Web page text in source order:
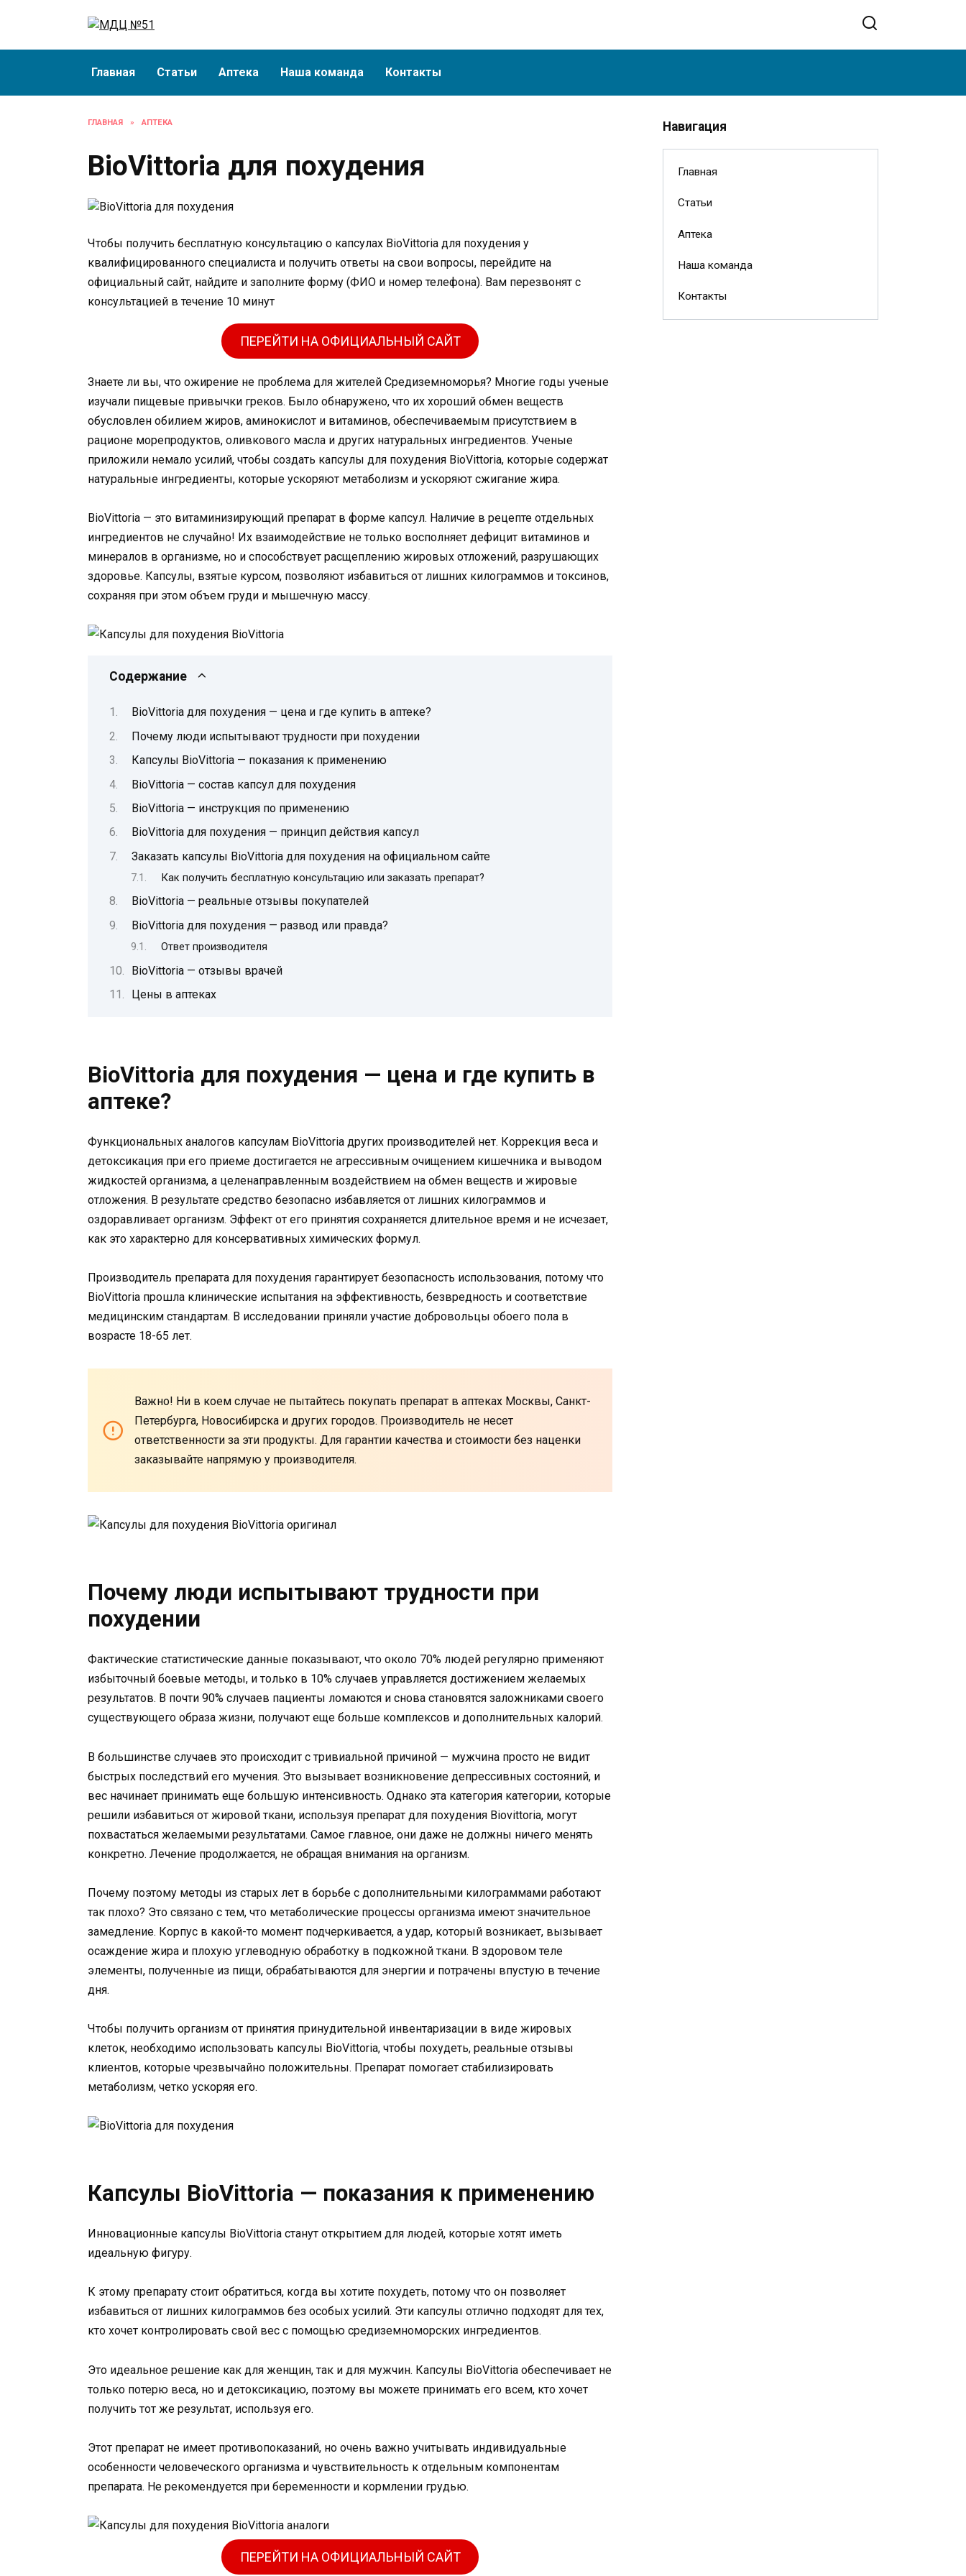
Главная Статьи Аптека Наша команда Контакты
ГЛАВНАЯ » АПТЕКА
BioVittoria для похудения
Чтобы получить бесплатную консультацию о капсулах BioVittoria для похудения у
квалифицированного специалиста и получить ответы на свои вопросы, перейдите на
официальный сайт, найдите и заполните форму (ФИО и номер телефона). Вам перезвонят с
консультацией в течение 10 минут
ПЕРЕЙТИ НА ОФИЦИАЛЬНЫЙ САЙТ
Знаете ли вы, что ожирение не проблема для жителей Средиземноморья? Многие годы ученые
изучали пищевые привычки греков. Было обнаружено, что их хороший обмен веществ
обусловлен обилием жиров, аминокислот и витаминов, обеспечиваемым присутствием в
рационе морепродуктов, оливкового масла и других натуральных ингредиентов. Ученые
приложили немало усилий, чтобы создать капсулы для похудения BioVittoria, которые содержат
натуральные ингредиенты, которые ускоряют метаболизм и ускоряют сжигание жира.
BioVittoria — это витаминизирующий препарат в форме капсул. Наличие в рецепте отдельных
ингредиентов не случайно! Их взаимодействие не только восполняет дефицит витаминов и
минералов в организме, но и способствует расщеплению жировых отложений, разрушающих
здоровье. Капсулы, взятые курсом, позволяют избавиться от лишних килограммов и токсинов,
сохраняя при этом объем груди и мышечную массу.
Содержание
BioVittoria для похудения — цена и где купить в аптеке?
Почему люди испытывают трудности при похудении
Капсулы BioVittoria — показания к применению
BioVittoria — состав капсул для похудения
BioVittoria — инструкция по применению
BioVittoria для похудения — принцип действия капсул
Заказать капсулы BioVittoria для похудения на официальном сайте
Как получить бесплатную консультацию или заказать препарат?
BioVittoria — реальные отзывы покупателей
BioVittoria для похудения — развод или правда?
Ответ производителя
BioVittoria — отзывы врачей
Цены в аптеках
BioVittoria для похудения — цена и где купить в
аптеке?
Функциональных аналогов капсулам BioVittoria других производителей нет. Коррекция веса и
детоксикация при его приеме достигается не агрессивным очищением кишечника и выводом
жидкостей организма, а целенаправленным воздействием на обмен веществ и жировые
отложения. В результате средство безопасно избавляется от лишних килограммов и
оздоравливает организм. Эффект от его принятия сохраняется длительное время и не исчезает,
как это характерно для консервативных химических формул.
Производитель препарата для похудения гарантирует безопасность использования, потому что
BioVittoria прошла клинические испытания на эффективность, безвредность и соответствие
медицинским стандартам. В исследовании приняли участие добровольцы обоего пола в
возрасте 18-65 лет.
Важно! Ни в коем случае не пытайтесь покупать препарат в аптеках Москвы, Санкт-
Петербурга, Новосибирска и других городов. Производитель не несет
ответственности за эти продукты. Для гарантии качества и стоимости без наценки
заказывайте напрямую у производителя.
Почему люди испытывают трудности при
похудении
Фактические статистические данные показывают, что около 70% людей регулярно применяют
избыточный боевые методы, и только в 10% случаев управляется достижением желаемых
результатов. В почти 90% случаев пациенты ломаются и снова становятся заложниками своего
существующего образа жизни, получают еще больше комплексов и дополнительных калорий.
В большинстве случаев это происходит с тривиальной причиной — мужчина просто не видит
быстрых последствий его мучения. Это вызывает возникновение депрессивных состояний, и
вес начинает принимать еще большую интенсивность. Однако эта категория категории, которые
решили избавиться от жировой ткани, используя препарат для похудения Biovittoria, могут
похвастаться желаемыми результатами. Самое главное, они даже не должны ничего менять
конкретно. Лечение продолжается, не обращая внимания на организм.
Почему поэтому методы из старых лет в борьбе с дополнительными килограммами работают
так плохо? Это связано с тем, что метаболические процессы организма имеют значительное
замедление. Корпус в какой-то момент подчеркивается, а удар, который возникает, вызывает
осаждение жира и плохую углеводную обработку в подкожной ткани. В здоровом теле
элементы, полученные из пищи, обрабатываются для энергии и потрачены впустую в течение
дня.
Чтобы получить организм от принятия принудительной инвентаризации в виде жировых
клеток, необходимо использовать капсулы BioVittoria, чтобы похудеть, реальные отзывы
клиентов, которые чрезвычайно положительны. Препарат помогает стабилизировать
метаболизм, четко ускоряя его.
Капсулы BioVittoria — показания к применению
Инновационные капсулы BioVittoria станут открытием для людей, которые хотят иметь
идеальную фигуру.
К этому препарату стоит обратиться, когда вы хотите похудеть, потому что он позволяет
избавиться от лишних килограммов без особых усилий. Эти капсулы отлично подходят для тех,
кто хочет контролировать свой вес с помощью средиземноморских ингредиентов.
Это идеальное решение как для женщин, так и для мужчин. Капсулы BioVittoria обеспечивает не
только потерю веса, но и детоксикацию, поэтому вы можете принимать его всем, кто хочет
получить тот же результат, используя его.
Этот препарат не имеет противопоказаний, но очень важно учитывать индивидуальные
особенности человеческого организма и чувствительность к отдельным компонентам
препарата. Не рекомендуется при беременности и кормлении грудью.
ПЕРЕЙТИ НА ОФИЦИАЛЬНЫЙ САЙТ
Навигация
Главная
Статьи
Аптека
Наша команда
Контакты